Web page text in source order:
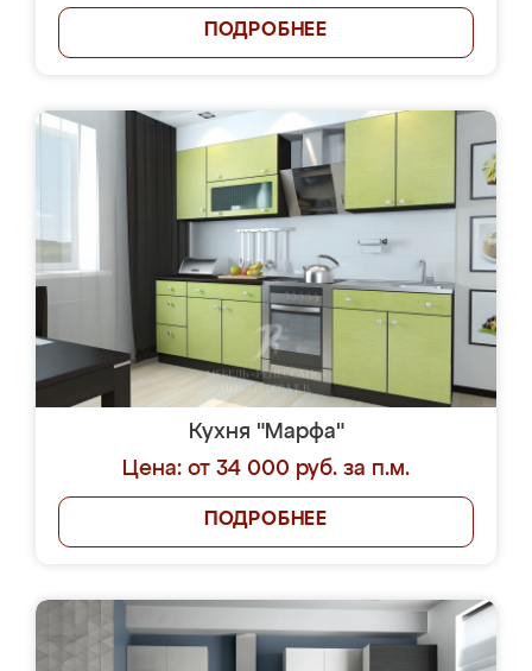
ПОДРОБНЕЕ
Кухня "Марфа"
Цена: от 34 000 руб. за п.м.
ПОДРОБНЕЕ